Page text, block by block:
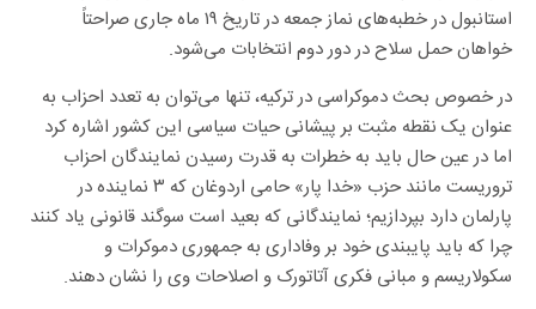
استانبول در خطبه‌های نماز جمعه در تاریخ ۱۹ ماه جاری صراحتاً
خواهان حمل سلاح در دور دوم انتخابات می‌شود.
در خصوص بحث دموکراسی در ترکیه، تنها می‌توان به تعدد احزاب به
عنوان یک نقطه مثبت بر پیشانی حیات سیاسی این کشور اشاره کرد
اما در عین حال باید به خطرات به قدرت رسیدن نمایندگان احزاب
تروریست مانند حزب «خدا پار» حامی اردوغان که ۳ نماینده در
پارلمان دارد بپردازیم؛ نمایندگانی که بعید است سوگند قانونی یاد کنند
چرا که باید پایبندی خود بر وفاداری به جمهوری دموکرات و
سکولاریسم و مبانی فکری آتاتورک و اصلاحات وی را نشان دهند.